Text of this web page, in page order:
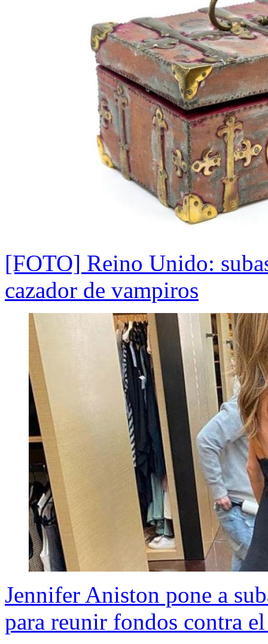
[FOTO] Reino Unido:
cazador de vampiros
Jennifer Aniston pone a
para reunir fondos contra